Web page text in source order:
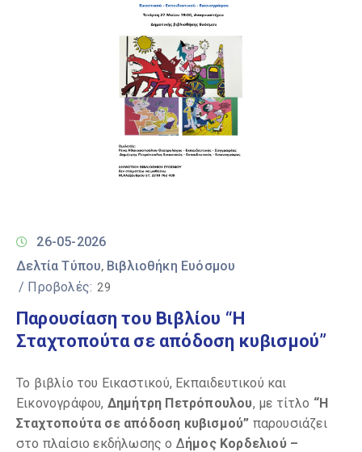
26-05-2026
Δελτία Τύπου‚ Βιβλιοθήκη Ευόσμου
/ Προβολές: 29
Παρουσίαση του Βιβλίου “Η
Σταχτοπούτα σε απόδοση κυβισμού”
Το βιβλίο του Εικαστικού, Εκπαιδευτικού και
Εικονογράφου, Δημήτρη Πετρόπουλου, με τίτλο “Η
Σταχτοπούτα σε απόδοση κυβισμού” παρουσιάζει
στο πλαίσιο εκδήλωσης ο Δήμος Κορδελιού –